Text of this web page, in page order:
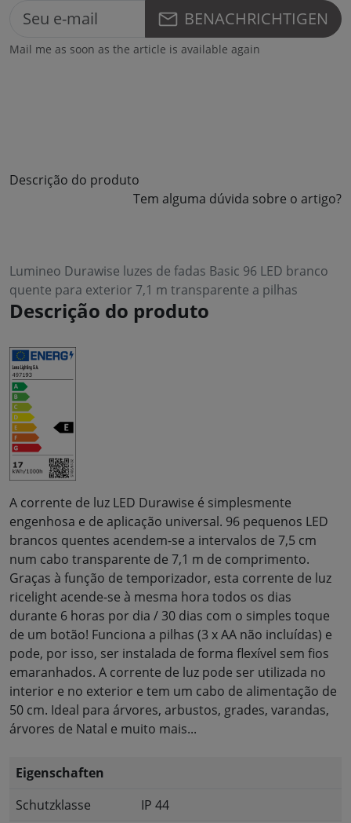
BENACHRICHTIGEN
Mail me as soon as the article is available again
Descrição do produto
Tem alguma dúvida sobre o artigo?
Lumineo Durawise luzes de fadas Basic 96 LED branco
quente para exterior 7,1 m transparente a pilhas
Descrição do produto
A corrente de luz LED Durawise é simplesmente
engenhosa e de aplicação universal. 96 pequenos LED
brancos quentes acendem-se a intervalos de 7,5 cm
num cabo transparente de 7,1 m de comprimento.
Graças à função de temporizador, esta corrente de luz
ricelight acende-se à mesma hora todos os dias
durante 6 horas por dia / 30 dias com o simples toque
de um botão! Funciona a pilhas (3 x AA não incluídas) e
pode, por isso, ser instalada de forma flexível sem fios
emaranhados. A corrente de luz pode ser utilizada no
interior e no exterior e tem um cabo de alimentação de
50 cm. Ideal para árvores, arbustos, grades, varandas,
árvores de Natal e muito mais...
Eigenschaften
Schutzklasse
IP 44